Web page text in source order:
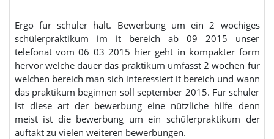
Ergo für schüler halt. Bewerbung um ein 2 wöchiges
schülerpraktikum im it bereich ab 09 2015 unser
telefonat vom 06 03 2015 hier geht in kompakter form
hervor welche dauer das praktikum umfasst 2 wochen für
welchen bereich man sich interessiert it bereich und wann
das praktikum beginnen soll september 2015. Für schüler
ist diese art der bewerbung eine nützliche hilfe denn
meist ist die bewerbung um ein schülerpraktikum der
auftakt zu vielen weiteren bewerbungen.